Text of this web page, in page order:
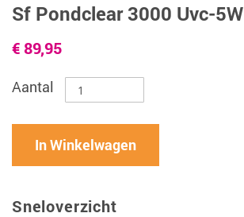
Sf Pondclear 3000 Uvc-5W
€ 89,95
Aantal
In Winkelwagen
Sneloverzicht